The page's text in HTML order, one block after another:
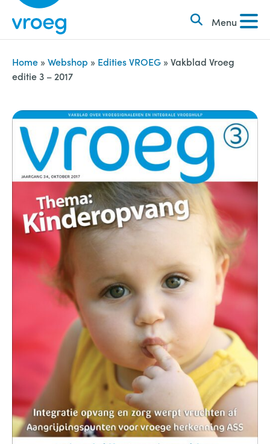
i
Menu
k
e
n
n
a
r
Home » Webshop » Edities VROEG » Vakblad Vroeg
editie 3 – 2017